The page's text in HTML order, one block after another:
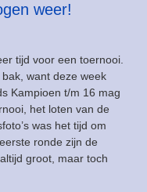
weer!
tijd voor een toernooi.
want deze week
Kampioen t/m 16 mag
het loten van de
was het tijd om
ronde zijn de
groot, maar toch